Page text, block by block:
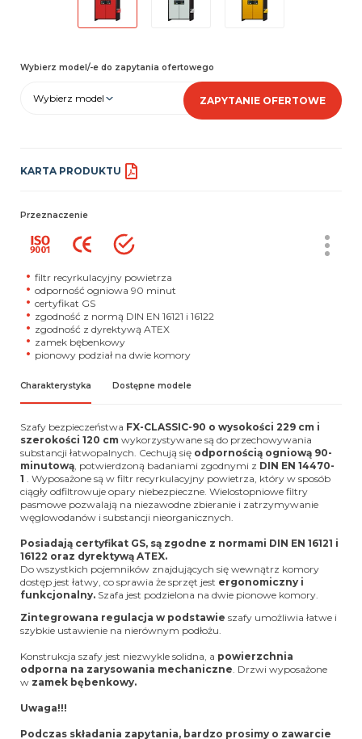
Wybierz model/-e do zapytania ofertowego
Wybierz model ZAPYTANIE OFERTOWE
KARTA PRODUKTU
Przeznaczenie
filtr recyrkulacyjny powietrza
odporność ogniowa 90 minut
certyfikat GS
zgodność z normą DIN EN 16121 i 16122
zgodność z dyrektywą ATEX
zamek bębenkowy
pionowy podział na dwie komory
Charakterystyka Dostępne modele
Szafy bezpieczeństwa FX-CLASSIC-90 o wysokości 229 cm i
szerokości 120 cm wykorzystywane są do przechowywania
substancji łatwopalnych. Cechują się odpornością ogniową 90-
minutową, potwierdzoną badaniami zgodnymi z DIN EN 14470-
1 . Wyposażone są w filtr recyrkulacyjny powietrza, który w sposób
ciągły odfiltrowuje opary niebezpieczne. Wielostopniowe filtry
pasmowe pozwalają na niezawodne zbieranie i zatrzymywanie
węglowodanów i substancji nieorganicznych.
Posiadają certyfikat GS, są zgodne z normami DIN EN 16121 i
16122 oraz dyrektywą ATEX.
Do wszystkich pojemników znajdujących się wewnątrz komory
dostęp jest łatwy, co sprawia że sprzęt jest ergonomiczny i
funkcjonalny. Szafa jest podzielona na dwie pionowe komory.
Zintegrowana regulacja w podstawie szafy umożliwia łatwe i
szybkie ustawienie na nierównym podłożu.
Konstrukcja szafy jest niezwykle solidna, a powierzchnia
odporna na zarysowania mechaniczne. Drzwi wyposażone
w zamek bębenkowy.
Uwaga!!!
Podczas składania zapytania, bardzo prosimy o zawarcie